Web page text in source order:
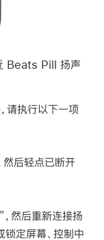
Beats Pill 扬声
请执行以下一项
然后轻点已断开
，然后重新连接扬
锁定屏幕、控制中